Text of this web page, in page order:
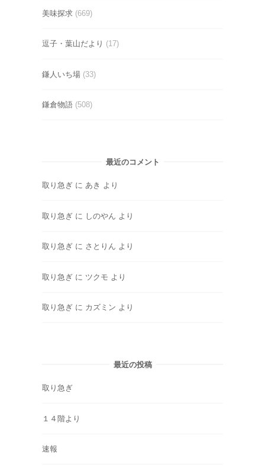
美味探求 (669)
逗子・葉山だより (17)
鎌人いち場 (33)
鎌倉物語 (508)
最近のコメント
取り急ぎ に あき より
取り急ぎ に しのやん より
取り急ぎ に さとりん より
取り急ぎ に ツクモ より
取り急ぎ に カズミン より
最近の投稿
取り急ぎ
１４階より
速報